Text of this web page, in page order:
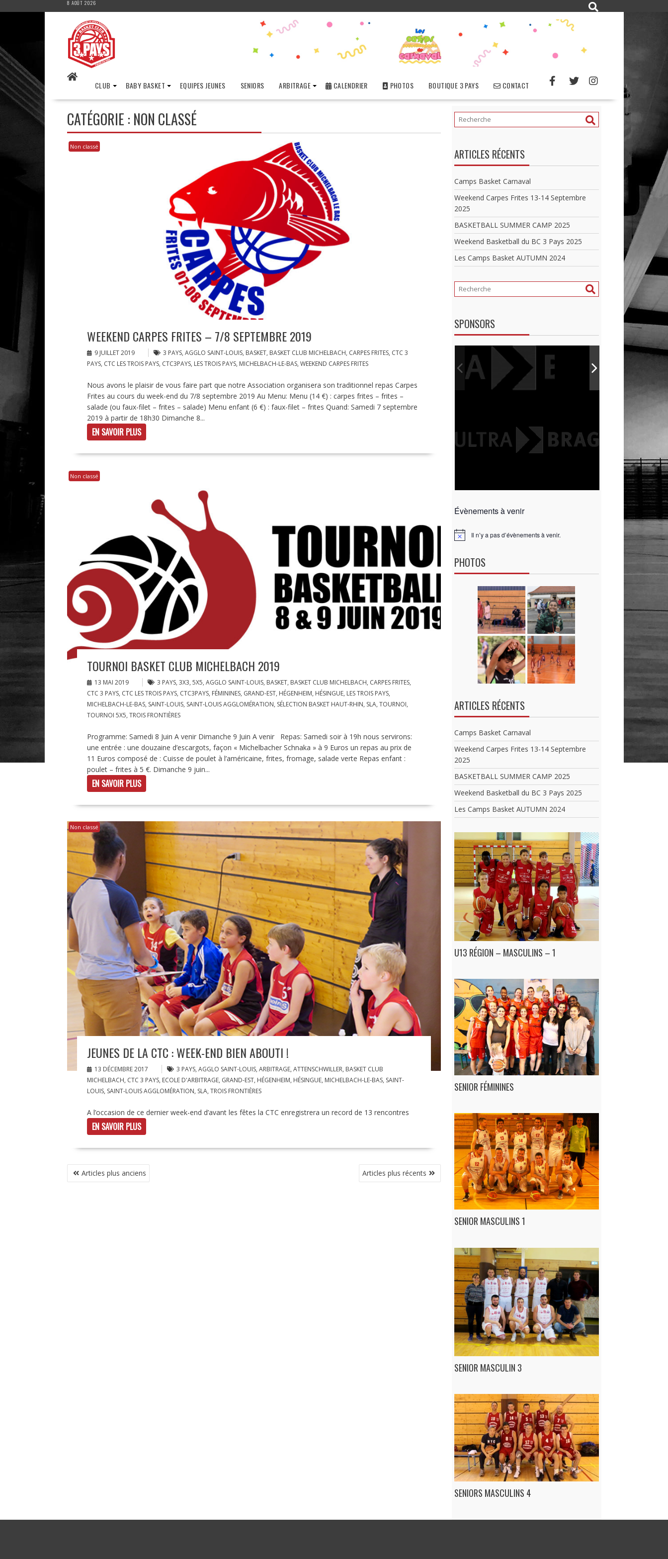
8 AOÛT 2026
CLUB BABY BASKET EQUIPES JEUNES SENIORS ARBITRAGE CALENDRIER PHOTOS BOUTIQUE 3 PAYS CONTACT
CATÉGORIE : NON CLASSÉ
Non classé
WEEKEND CARPES FRITES – 7/8 SEPTEMBRE 2019
9 JUILLET 2019 3 PAYS, AGGLO SAINT-LOUIS, BASKET, BASKET CLUB MICHELBACH, CARPES FRITES, CTC 3
PAYS, CTC LES TROIS PAYS, CTC3PAYS, LES TROIS PAYS, MICHELBACH-LE-BAS, WEEKEND CARPES FRITES
Nous avons le plaisir de vous faire part que notre Association organisera son traditionnel repas Carpes
Frites au cours du week-end du 7/8 septembre 2019 Au Menu: Menu (14 €) : carpes frites – frites –
salade (ou faux-filet – frites – salade) Menu enfant (6 €) : faux-filet – frites Quand: Samedi 7 septembre
2019 à partir de 18h30 Dimanche 8...
EN SAVOIR PLUS
Non classé
TOURNOI BASKET CLUB MICHELBACH 2019
13 MAI 2019 3 PAYS, 3X3, 5X5, AGGLO SAINT-LOUIS, BASKET, BASKET CLUB MICHELBACH, CARPES FRITES,
CTC 3 PAYS, CTC LES TROIS PAYS, CTC3PAYS, FÉMININES, GRAND-EST, HÉGENHEIM, HÉSINGUE, LES TROIS PAYS,
MICHELBACH-LE-BAS, SAINT-LOUIS, SAINT-LOUIS AGGLOMÉRATION, SÉLECTION BASKET HAUT-RHIN, SLA, TOURNOI,
TOURNOI 5X5, TROIS FRONTIÈRES
Programme: Samedi 8 Juin A venir Dimanche 9 Juin A venir Repas: Samedi soir à 19h nous servirons:
une entrée : une douzaine d’escargots, façon « Michelbacher Schnaka » à 9 Euros un repas au prix de
11 Euros composé de : Cuisse de poulet à l’américaine, frites, fromage, salade verte Repas enfant :
poulet – frites à 5 €. Dimanche 9 juin...
EN SAVOIR PLUS
Non classé
JEUNES DE LA CTC : WEEK-END BIEN ABOUTI !
13 DÉCEMBRE 2017 3 PAYS, AGGLO SAINT-LOUIS, ARBITRAGE, ATTENSCHWILLER, BASKET CLUB
MICHELBACH, CTC 3 PAYS, ECOLE D'ARBITRAGE, GRAND-EST, HÉGENHEIM, HÉSINGUE, MICHELBACH-LE-BAS, SAINT-
LOUIS, SAINT-LOUIS AGGLOMÉRATION, SLA, TROIS FRONTIÈRES
A l’occasion de ce dernier week-end d’avant les fêtes la CTC enregistrera un record de 13 rencontres
EN SAVOIR PLUS
NAVIGATION
DESArticles plus anciens Articles plus récents
ARTICLES RÉCENTS
Camps Basket Carnaval
Weekend Carpes Frites 13-14 Septembre
2025
BASKETBALL SUMMER CAMP 2025
Weekend Basketball du BC 3 Pays 2025
Les Camps Basket AUTUMN 2024
SPONSORS
Évènements à venir
N
c
Il n’y a pas d’évènements à venir.
PHOTOS
ARTICLES RÉCENTS
Camps Basket Carnaval
Weekend Carpes Frites 13-14 Septembre
2025
BASKETBALL SUMMER CAMP 2025
Weekend Basketball du BC 3 Pays 2025
Les Camps Basket AUTUMN 2024
U13 RÉGION – MASCULINS – 1
SENIOR FÉMININES
SENIOR MASCULINS 1
SENIOR MASCULIN 3
SENIORS MASCULINS 4